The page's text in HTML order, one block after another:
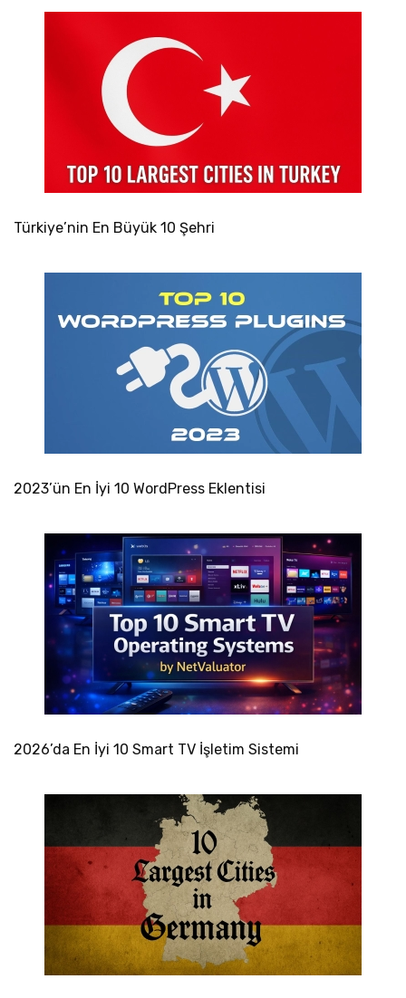
Türkiye’nin En Büyük 10 Şehri
2023’ün En İyi 10 WordPress Eklentisi
2026’da En İyi 10 Smart TV İşletim Sistemi